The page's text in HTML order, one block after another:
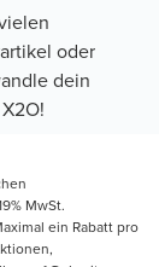
oder
dein
MwSt.
ein Rabatt pro